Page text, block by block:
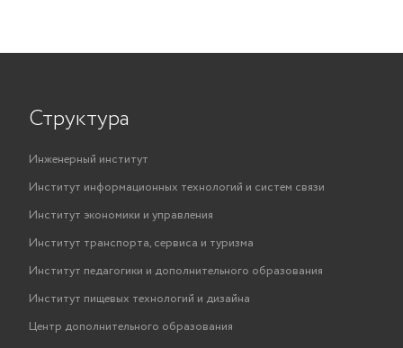
Структура
Инженерный институт
Институт информационных технологий и систем связи
Институт экономики и управления
Институт транспорта, сервиса и туризма
Институт педагогики и дополнительного образования
Институт пищевых технологий и дизайна
Центр дополнительного образования